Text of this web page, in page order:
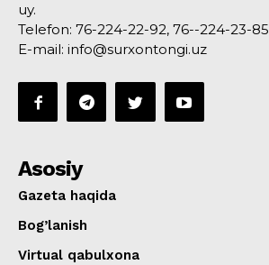
uy.
Telefon: 76-224-22-92, 76--224-23-85
E-mail: info@surxontongi.uz
Asosiy
Gazeta haqida
Bog’lanish
Virtual qabulxona